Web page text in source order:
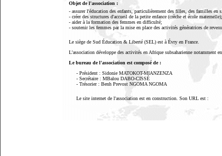
Objet de l'association :
- assurer l'éducation des enfants, particulièrement des filles, des familles en
- créer des structures d'accueil de la petite enfance (crèche et école maternelle);
- aider à la formation des femmes en difficulté;
- soutenir les femmes par la mise en place des activités génératrices de
Le siège de Sud Éducation & Liberté (SEL) est à Évry en France.
L'association développe des activités en Afrique subsaharienne notamment
Le bureau de l'association est composé de :
- Président : Sidonie MATOKOT-MIANZENZA
- Secrétaire : MBalou DABO-CISSÉ
- Trésorier : Benh Prevost NGOMA NGOMA
Le site internet de l'association est en construction. Son URL est :